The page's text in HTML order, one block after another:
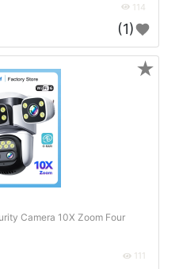
114
(1)
Camera 10X Zoom Four
111
★